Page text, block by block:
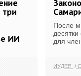
три
ИИ
После
для
ИУДЕЯ